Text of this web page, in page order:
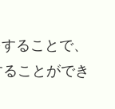
ることで、
ことができ